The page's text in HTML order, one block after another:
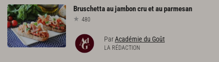
Bruschettaaujamboncruetauparmesan
480
ParAcadémie du Goût
LA RÉDACTION